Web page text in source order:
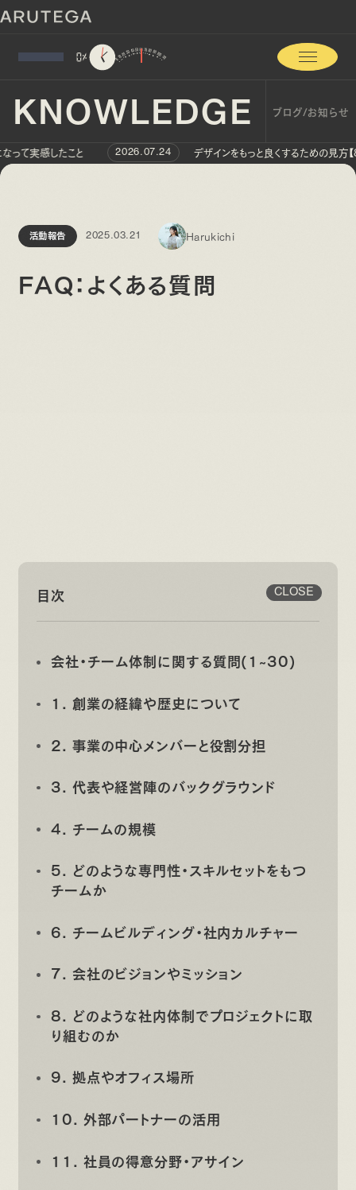
0%
ブログ/お知らせ
KNOWLEDGE
したこと 2026.07.24 デザインをもっと良くするための見方【8選】
FAQ：よくある質問
活動報告 2025.03.21 Harukichi
CLOSE
目次
会社・チーム体制に関する質問(1~30)
1. 創業の経緯や歴史について
2. 事業の中心メンバーと役割分担
3. 代表や経営陣のバックグラウンド
4. チームの規模
5. どのような専門性・スキルセットをもつ
チームか
6. チームビルディング・社内カルチャー
7. 会社のビジョンやミッション
8. どのような社内体制でプロジェクトに取
り組むのか
9. 拠点やオフィス場所
10. 外部パートナーの活用
11. 社員の得意分野・アサイン